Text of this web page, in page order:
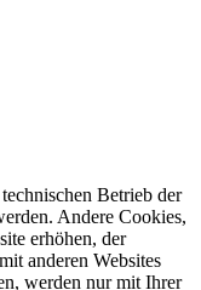
Betrieb der
Andere Cookies,
erhöhen, der
anderen Websites
werden nur mit Ihrer